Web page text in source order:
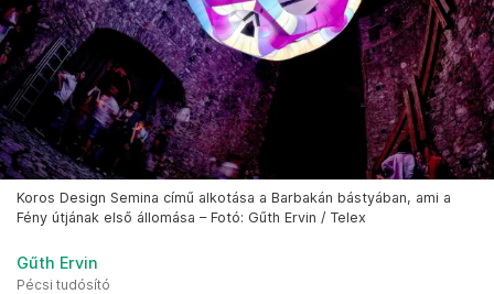
Koros Design Semina című alkotása a Barbakán bástyában, ami a
Fény útjának első állomása – Fotó: Gűth Ervin / Telex
Gűth Ervin
Pécsi tudósító